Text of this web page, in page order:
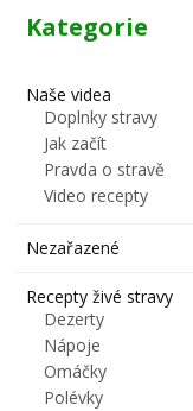
Kategorie
Naše videa
Doplnky stravy
Jak začít
Pravda o stravě
Video recepty
Nezařazené
Recepty živé stravy
Dezerty
Nápoje
Omáčky
Polévky